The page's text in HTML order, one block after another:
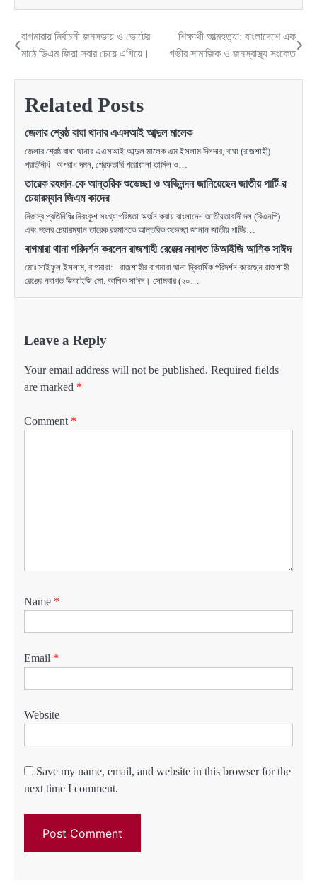
Post
বাগমারায় নির্বাচনী জনসভায় ও ভোটের
মাঠে ডিএম জিয়া সবার চেয়ে এগিয়ে।
শিক্ষার্থী আত্মহত্যা: বাংলাদেশে এক
গভীর সামাজিক ও জনস্বাস্থ্য সংকেত
Related Posts
জেলার শ্রেষ্ঠ বাঘা থানার এএসআই আব্দুল মালেক
জেলার শ্রেষ্ঠ বাঘা থানার এএসআই আব্দুল মালেক এম ইসলাম দিলদার, বাঘা (রাজশাহী)
প্রতিনিধি অপরাধ দমন, গ্রেফতারি পরোয়ানা তামিল ও…
তারেক রহমান-কে আন্তরিক শুভেচ্ছা ও অভিনন্দন জানিয়েছেন জাতীয় পার্টি-র
চেয়ারম্যান জিএম কাদের
নিজস্ব প্রতিনিধিঃ নিরংকুশ সংখ্যাগরিষ্ঠতা অর্জন করায় বাংলাদেশ জাতীয়তাবাদী দল (বিএনপি)
এবং দলের চেয়ারম্যান তারেক রহমানকে আন্তরিক শুভেচ্ছা জানান জাতীয় পার্টির…
বাগমারা থানা পরিদর্শন করলেন রাজশাহী রেঞ্জের নবাগত ডিআইজি আশিক সাঈদ
মোঃ সাইফুল ইসলাম, বাগমারা: রাজশাহীর বাগমারা থানা দ্বিবার্ষিক পরিদর্শন করেছেন রাজশাহী
রেঞ্জের নবাগত ডিআইজি মো. আশিক সাঈদ। সোমবার (২০…
Leave a Reply
Your email address will not be published. Required fields
are marked *
Comment *
Name *
Email *
Website
Save my name, email, and website in this browser for the
next time I comment.